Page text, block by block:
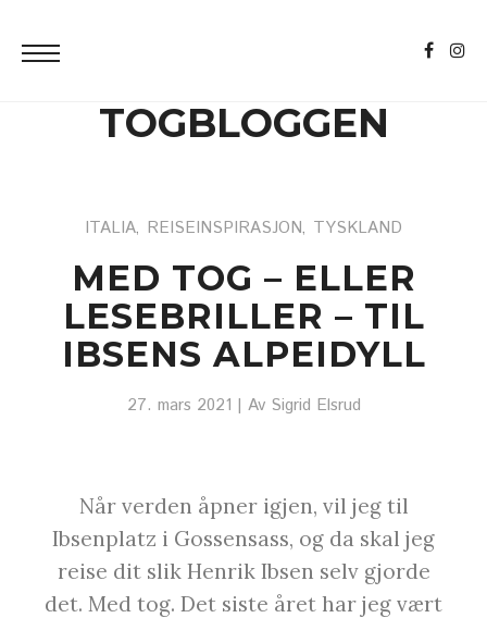
TOGBLOGGEN
ITALIA, REISEINSPIRASJON, TYSKLAND
MED TOG – ELLER
LESEBRILLER – TIL
IBSENS ALPEIDYLL
27. mars 2021 | Av Sigrid Elsrud
Når verden åpner igjen, vil jeg til
Ibsenplatz i Gossensass, og da skal jeg
reise dit slik Henrik Ibsen selv gjorde
det. Med tog. Det siste året har jeg vært